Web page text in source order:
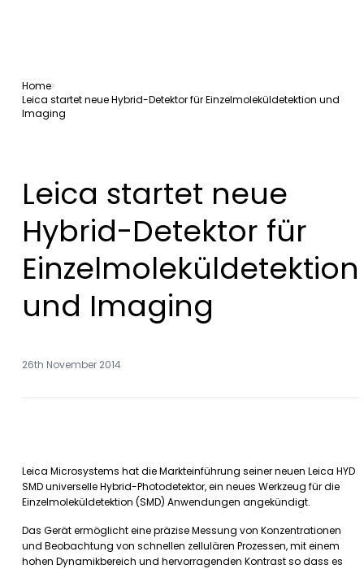
Home
Leica startet neue Hybrid-Detektor für Einzelmoleküldetektion und
Imaging
Leica startet neue
Hybrid-Detektor für
Einzelmoleküldetektion
und Imaging
26th November 2014
Leica Microsystems hat die Markteinführung seiner neuen Leica HYD
SMD universelle Hybrid-Photodetektor, ein neues Werkzeug für die
Einzelmoleküldetektion (SMD) Anwendungen angekündigt.
Das Gerät ermöglicht eine präzise Messung von Konzentrationen
und Beobachtung von schnellen zellulären Prozessen, mit einem
hohen Dynamikbereich und hervorragenden Kontrast so dass es